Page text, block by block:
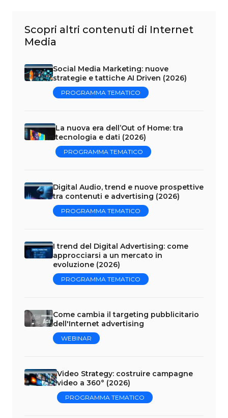
Scopri altri contenuti di Internet
Media
Social Media Marketing: nuove
strategie e tattiche AI Driven (2026)
PROGRAMMA TEMATICO
La nuova era dell’Out of Home: tra
tecnologia e dati (2026)
PROGRAMMA TEMATICO
Digital Audio, trend e nuove prospettive
tra contenuti e advertising (2026)
PROGRAMMA TEMATICO
I trend del Digital Advertising: come
approcciarsi a un mercato in
evoluzione (2026)
PROGRAMMA TEMATICO
Come cambia il targeting pubblicitario
dell'Internet advertising
WEBINAR
Video Strategy: costruire campagne
video a 360° (2026)
PROGRAMMA TEMATICO